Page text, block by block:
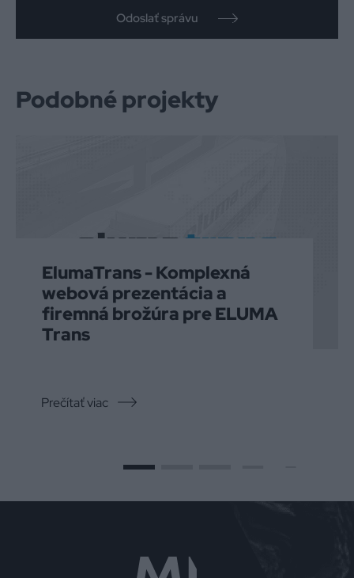
Odoslať správu
Podobné projekty
ElumaTrans - Komplexná
webová prezentácia a
firemná brožúra pre ELUMA
Trans
Prečítať viac